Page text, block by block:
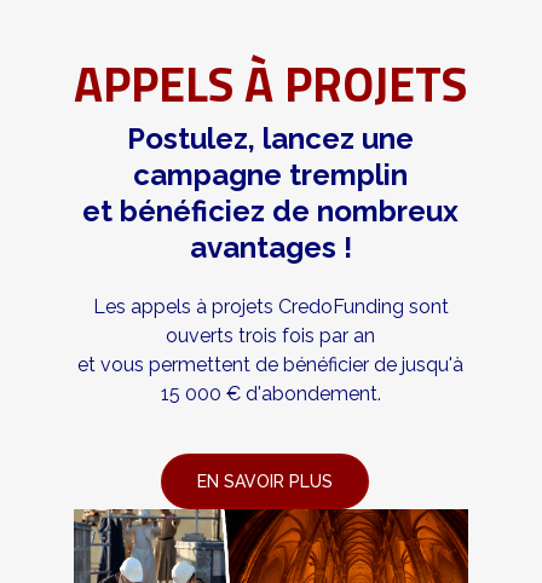
APPELS À PROJETS
Postulez, lancez une
campagne tremplin
et bénéficiez de nombreux
avantages !
Les appels à projets CredoFunding sont
ouverts trois fois par an
et vous permettent de bénéficier de jusqu'à
15 000 € d'abondement.
EN SAVOIR PLUS